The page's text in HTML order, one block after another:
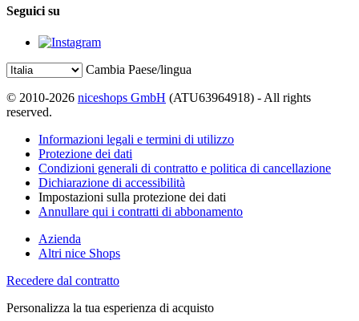
Seguici su
Cambia Paese/lingua
© 2010-2026 niceshops GmbH (ATU63964918) - All rights
reserved.
Informazioni legali e termini di utilizzo
Protezione dei dati
Condizioni generali di contratto e politica di cancellazione
Dichiarazione di accessibilità
Impostazioni sulla protezione dei dati
Annullare qui i contratti di abbonamento
Azienda
Altri nice Shops
Recedere dal contratto
Personalizza la tua esperienza di acquisto